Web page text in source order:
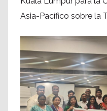
Asia-Pacífico sobre la